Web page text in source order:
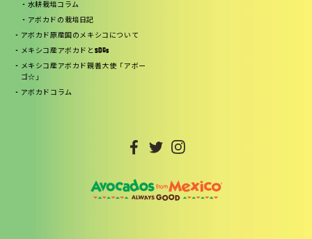
水耕栽培コラム
アボカドの栽培日記
アボカド原産国のメキシコについて
メキシコ産アボカドとSDGs
メキシコ産アボカド親善大使「アボー
ゴ☆」
アボカドコラム